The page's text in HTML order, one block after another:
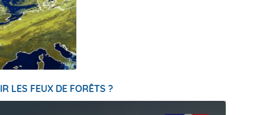
LES FEUX DE FORÊTS ?